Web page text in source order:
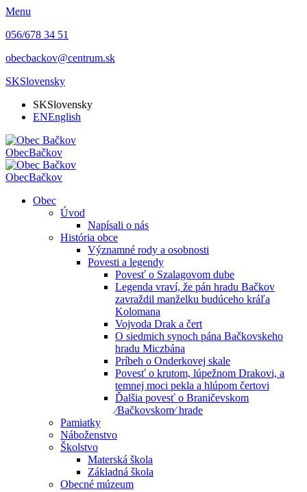
Menu
056/678 34 51
obecbackov@centrum.sk
SKSlovensky
SKSlovensky
ENEnglish
ObecBačkov
ObecBačkov
Obec
Úvod
Napísali o nás
História obce
Významné rody a osobnosti
Povesti a legendy
Povesť o Szalagovom dube
Legenda vraví, že pán hradu Bačkov
zavraždil manželku budúceho kráľa
Kolomana
Vojvoda Drak a čert
O siedmich synoch pána Bačkovskeho
hradu Miczbána
Príbeh o Onderkovej skale
Povesť o krutom, lúpežnom Drakovi, a
temnej moci pekla a hlúpom čertovi
Ďalšia povesť o Braničevskom
⁄Bačkovskom⁄ hrade
Pamiatky
Náboženstvo
Školstvo
Materská škola
Základná škola
Obecné múzeum